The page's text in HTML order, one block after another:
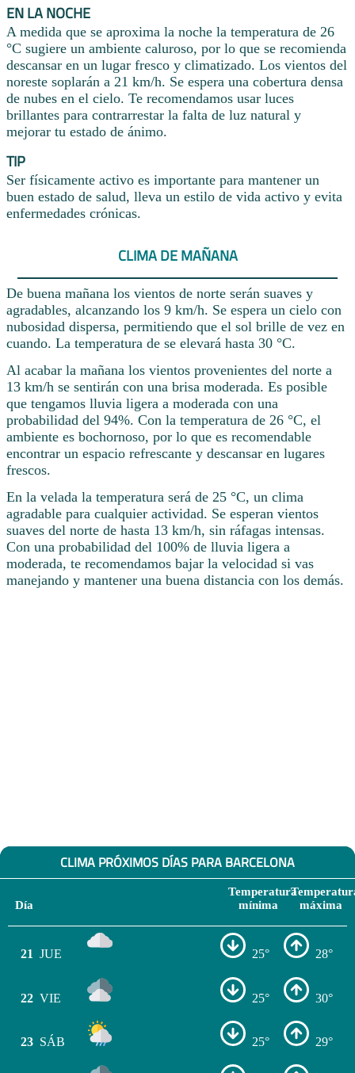
EN LA NOCHE
A medida que se aproxima la noche la temperatura de 26
°C sugiere un ambiente caluroso, por lo que se recomienda
descansar en un lugar fresco y climatizado. Los vientos del
noreste soplarán a 21 km/h. Se espera una cobertura densa
de nubes en el cielo. Te recomendamos usar luces
brillantes para contrarrestar la falta de luz natural y
mejorar tu estado de ánimo.
TIP
Ser físicamente activo es importante para mantener un
buen estado de salud, lleva un estilo de vida activo y evita
enfermedades crónicas.
CLIMA DE MAÑANA
De buena mañana los vientos de norte serán suaves y
agradables, alcanzando los 9 km/h. Se espera un cielo con
nubosidad dispersa, permitiendo que el sol brille de vez en
cuando. La temperatura de se elevará hasta 30 °C.
Al acabar la mañana los vientos provenientes del norte a
13 km/h se sentirán con una brisa moderada. Es posible
que tengamos lluvia ligera a moderada con una
probabilidad del 94%. Con la temperatura de 26 °C, el
ambiente es bochornoso, por lo que es recomendable
encontrar un espacio refrescante y descansar en lugares
frescos.
En la velada la temperatura será de 25 °C, un clima
agradable para cualquier actividad. Se esperan vientos
suaves del norte de hasta 13 km/h, sin ráfagas intensas.
Con una probabilidad del 100% de lluvia ligera a
moderada, te recomendamos bajar la velocidad si vas
manejando y mantener una buena distancia con los demás.
CLIMA PRÓXIMOS DÍAS PARA BARCELONA
Día
Temperatura
mínima
máxima
21 JUE 25° 28°
22 VIE 25° 30°
23 SÁB 25° 29°